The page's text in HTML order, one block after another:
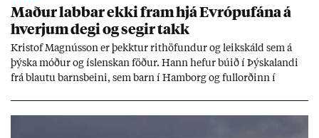
Mað­ur labb­ar ekki fram hjá Evr­ópuf­ána á
hverj­um degi og seg­ir takk
Kri­stof Magnús­son er þekkt­ur rit­höf­und­ur og leik­skáld sem á
þýska móð­ur og ís­lensk­an föð­ur. Hann hef­ur bú­ið í Þýskalandi
frá blautu barns­beini, sem barn í Ham­borg og full­orð­inn í